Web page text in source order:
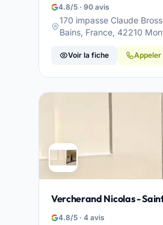
4.8/5 · 90 avis
170 impasse Claude
Bains, France, 42210
Voir la fiche Appeler
Vercherand Nicolas -
4.8/5 · 4 avis